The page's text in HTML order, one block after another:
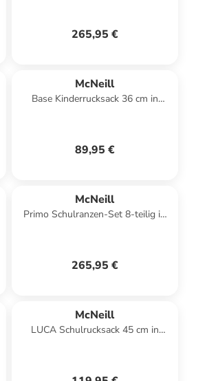
265,95 €
McNeill
Base Kinderrucksack 36 cm in
89,95 €
McNeill
Primo Schulranzen-Set 8-teilig in
265,95 €
McNeill
LUCA Schulrucksack 45 cm in